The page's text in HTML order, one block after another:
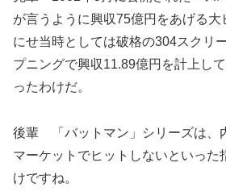
が言うように興収75億円をあげる大
にせ当時としては破格の304スクリ
プニングで興収11.89億円を計上し
ったわけだ。
後輩 「バットマン」シリーズは、
マーケットでヒットしないといった
けですね。